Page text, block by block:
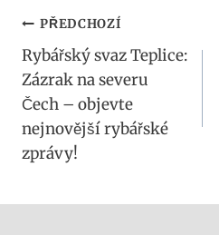
Navigace
pro
příspěvek
PŘEDCHOZÍ
Rybářský svaz Teplice:
Zázrak na severu
Čech – objevte
nejnovější rybářské
zprávy!